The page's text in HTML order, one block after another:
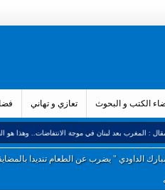
الكتب و البحوث تعازي و تهاني
بعد لبنان في موجة الانتفاضات.. وهذا هو الحل-
24
الداودي " يضرب عن الطعام تنديدا